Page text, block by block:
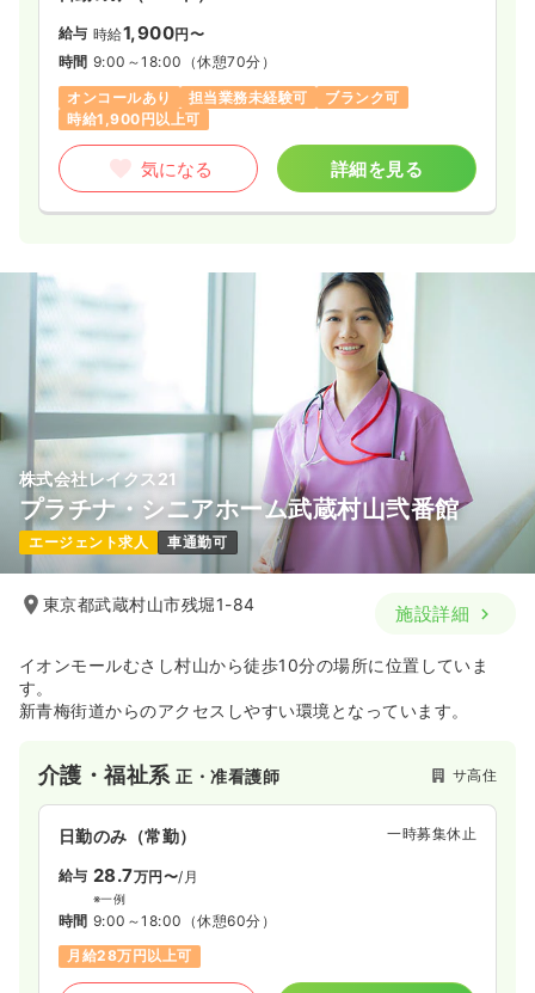
給与 時給1,900円〜
時間 9:00～18:00 （休憩70分）
オンコールあり
担当業務未経験可
ブランク可
時給1,900円以上可
気になる 詳細を見る
株式会社レイクス21
プラチナ・シニアホーム武蔵村山弐番館
エージェント求人 車通勤可
東京都武蔵村山市残堀1-84 施設詳細
イオンモールむさし村山から徒歩10分の場所に位置していま
す。
新青梅街道からのアクセスしやすい環境となっています。
介護・福祉系正・准看護師 サ高住
日勤のみ（常勤） 一時募集休止
給与 28.7万円〜/月
※一例
時間 9:00～18:00 （休憩60分）
月給28万円以上可